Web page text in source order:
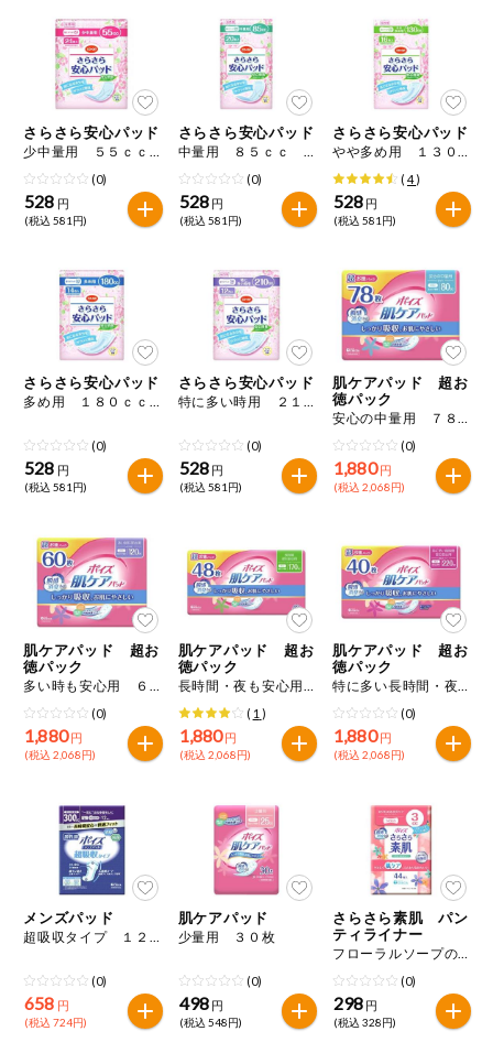
スマート・ワ
ン注文
今週のお買い
コープ商品
今週の新登場
よりどりでお
トク
複数注文でお
トク
ポイントがも
らえる！
お弁当用商品
ミールキット
組合員さんの
リクエスト
よりすぐり
ベビー・キッ
ズ関連
サプリメン
ト・栄養補助
食品
エシカル
さらさら安心パッド
少中量用 ５５ｃｃ ２４枚入
(0)
528 円
(税込 581円)
さらさら安心パッド
中量用 ８５ｃｃ ２０枚入
(0)
528 円
(税込 581円)
さらさら安心パッド
やや多め用 １３０ｃｃ １６枚入
( 4)
528 円
(税込 581円)
さらさら安心パッド
多め用 １８０ｃｃ １４枚入
(0)
528 円
(税込 581円)
さらさら安心パッド
特に多い時用 ２１０ｃｃ １２枚入
(0)
528 円
(税込 581円)
肌ケアパッド 超お
徳パック
安心の中量用 ７８枚
(0)
1,880 円
(税込 2,068円)
肌ケアパッド 超お
徳パック
多い時も安心用 ６０枚
(0)
1,880 円
(税込 2,068円)
肌ケアパッド 超お
徳パック
長時間・夜も安心用 ４８枚
( 1 )
1,880 円
(税込 2,068円)
肌ケアパッド 超お
徳パック
特に多い長時間・夜も安心用 ４０枚
(0)
1,880 円
(税込 2,068円)
メンズパッド
超吸収タイプ １２枚
(0)
658 円
(税込 724円)
肌ケアパッド
少量用 ３０枚
(0)
498 円
(税込 548円)
さらさら素肌 パン
ティライナー
フローラルソープの香り ３ｃｃ ４４枚
(0)
298 円
(税込 328円)